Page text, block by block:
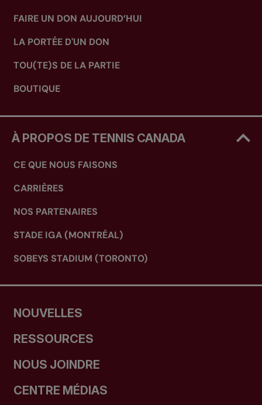
FAIRE UN DON AUJOURD’HUI
LA PORTÉE D'UN DON
TOU(TE)S DE LA PARTIE
BOUTIQUE
À PROPOS DE TENNIS CANADA
CE QUE NOUS FAISONS
CARRIÈRES
NOS PARTENAIRES
STADE IGA (MONTRÉAL)
SOBEYS STADIUM (TORONTO)
NOUVELLES
RESSOURCES
NOUS JOINDRE
CENTRE MÉDIAS